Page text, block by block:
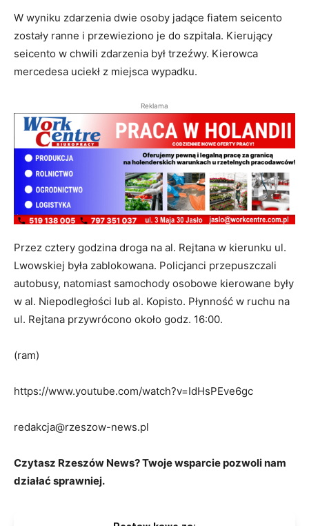
W wyniku zdarzenia dwie osoby jadące fiatem seicento
zostały ranne i przewieziono je do szpitala. Kierujący
seicento w chwili zdarzenia był trzeźwy. Kierowca
mercedesa uciekł z miejsca wypadku.
Reklama
Przez cztery godzina droga na al. Rejtana w kierunku ul.
Lwowskiej była zablokowana. Policjanci przepuszczali
autobusy, natomiast samochody osobowe kierowane były
w al. Niepodległości lub al. Kopisto. Płynność w ruchu na
ul. Rejtana przywrócono około godz. 16:00.
(ram)
https://www.youtube.com/watch?v=IdHsPEve6gc
redakcja@rzeszow-news.pl
Czytasz Rzeszów News? Twoje wsparcie pozwoli nam
działać sprawniej.